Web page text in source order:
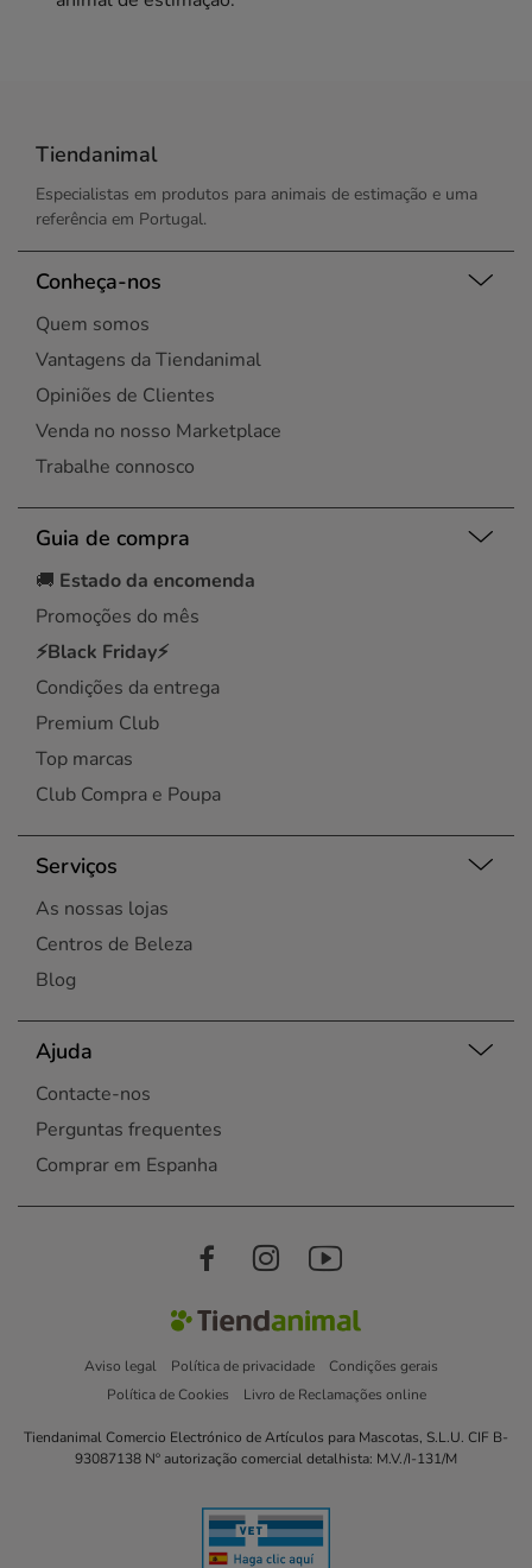
Tiendanimal
Especialistas em produtos para animais de estimação e uma
referência em Portugal.
Conheça-nos
Quem somos
Vantagens da Tiendanimal
Opiniões de Clientes
Venda no nosso Marketplace
Trabalhe connosco
Guia de compra
🚚 Estado da encomenda
Promoções do mês
⚡Black Friday⚡
Condições da entrega
Premium Club
Top marcas
Club Compra e Poupa
Serviços
As nossas lojas
Centros de Beleza
Blog
Ajuda
Contacte-nos
Perguntas frequentes
Comprar em Espanha
Aviso legal Política de privacidade
Condições gerais
Política de Cookies
Livro de Reclamações online
Tiendanimal Comercio Electrónico de Artículos para Mascotas, S.L.U. CIF B-
93087138 Nº autorização comercial detalhista: M.V./I-131/M